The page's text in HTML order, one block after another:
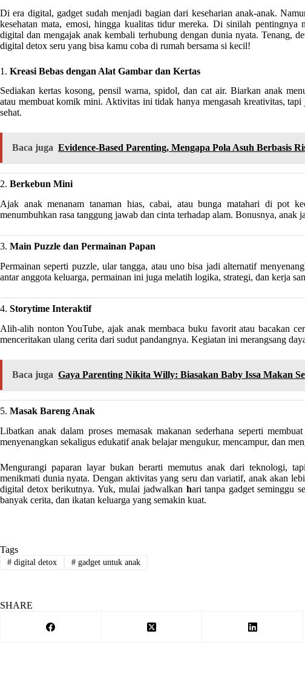
Di era digital, gadget sudah menjadi bagian dari keseharian anak-anak.
kesehatan mata, emosi, hingga kualitas tidur mereka. Di sinilah
digital dan mengajak anak kembali terhubung dengan dunia nyata. Tenang,
digital detox seru yang bisa kamu coba di rumah bersama si kecil!
1. Kreasi Bebas dengan Alat Gambar dan Kertas
Sediakan kertas kosong, pensil warna, spidol, dan cat air. Biarkan anak
atau membuat komik mini. Aktivitas ini tidak hanya mengasah kreativitas, tapi
sehat.
Baca juga Evidence-Based Parenting, Mengapa Pola Asuh Berbasis
2. Berkebun Mini
Ajak anak menanam tanaman hias, cabai, atau bunga matahari di pot
menumbuhkan rasa tanggung jawab dan cinta terhadap alam. Bonusnya, anak
3. Main Puzzle dan Permainan Papan
Permainan seperti puzzle, ular tangga, atau uno bisa jadi alternatif
antar anggota keluarga, permainan ini juga melatih logika, strategi, dan kerja
4. Storytime Interaktif
Alih-alih nonton YouTube, ajak anak membaca buku favorit atau bacakan
menceritakan ulang cerita dari sudut pandangnya. Kegiatan ini merangsang
Baca juga Gaya Parenting Nikita Willy: Biasakan Baby Issa Makan
5. Masak Bareng Anak
Libatkan anak dalam proses memasak makanan sederhana seperti
menyenangkan sekaligus edukatif anak belajar mengukur, mencampur, dan
Mengurangi paparan layar bukan berarti memutus anak dari teknologi,
menikmati dunia nyata. Dengan aktivitas yang seru dan variatif, anak akan
digital detox berikutnya. Yuk, mulai jadwalkan hari tanpa gadget seminggu
banyak cerita, dan ikatan keluarga yang semakin kuat.
Tags
#digital detox #gadget untuk anak
SHARE